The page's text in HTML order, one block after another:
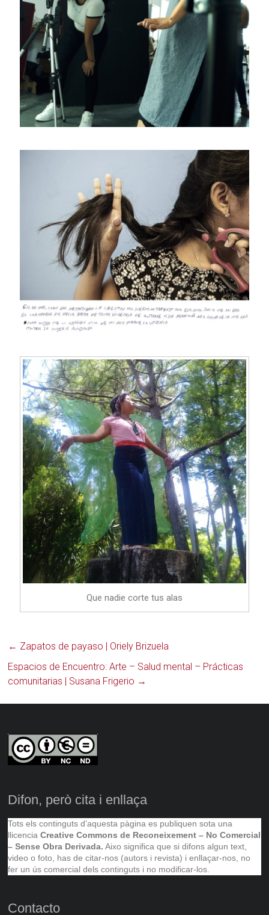
Que nadie corte tus alas
← Zapatos de payaso | Oriely Brizuela
Espacios de Encuentro: Arte – Salud mental – Prácticas
comunitarias | Susana Frigerio →
Difon, però cita i enllaça
Tots els continguts d’aquesta pàgina es publiquen sota una
llicenciaCreative Commons de Reconeixement – No Comercial
– Sense Obra Derivada. Aixo significa que si difons algun text,
video o foto, has de citar-nos (autors i revista) i enllaçar-nos, no
fer un ús comercial dels continguts i no modificar-los.
Contacto